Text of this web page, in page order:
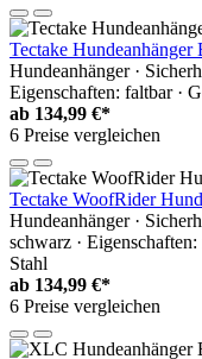
Tectake Hundeanhänger
Hundeanhänger ·
Eigenschaften: faltbar ·
ab 134,99 €*
6 Preise vergleichen
Tectake WoofRider
Hundeanhänger ·
schwarz ·
Stahl
ab 134,99 €*
6 Preise vergleichen